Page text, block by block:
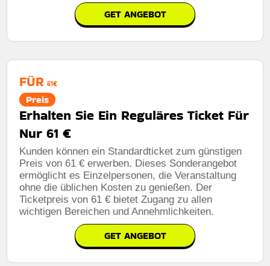
GET ANGEBOT
FÜR 61€
Preis
Erhalten Sie Ein Reguläres Ticket Für
Nur 61 €
Kunden können ein Standardticket zum günstigen
Preis von 61 € erwerben. Dieses Sonderangebot
ermöglicht es Einzelpersonen, die Veranstaltung
ohne die üblichen Kosten zu genießen. Der
Ticketpreis von 61 € bietet Zugang zu allen
wichtigen Bereichen und Annehmlichkeiten.
GET ANGEBOT